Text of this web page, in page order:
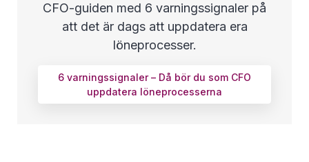
CFO-guiden med 6 varningssignaler på
att det är dags att uppdatera era
löneprocesser.
6 varningssignaler – Då bör du som CFO
uppdatera löneprocesserna